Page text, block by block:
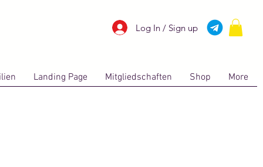
Log In / Sign up
Landing Page Mitgliedschaften Shop More